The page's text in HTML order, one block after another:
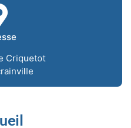
Criquetot